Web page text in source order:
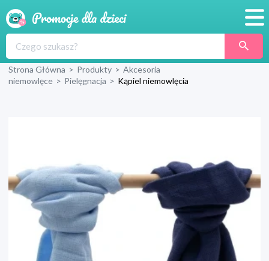
Produkty
Strona Główna > Produkty > Akcesoria
niemowlęce > Pielęgnacja > Kąpiel niemowlęcia